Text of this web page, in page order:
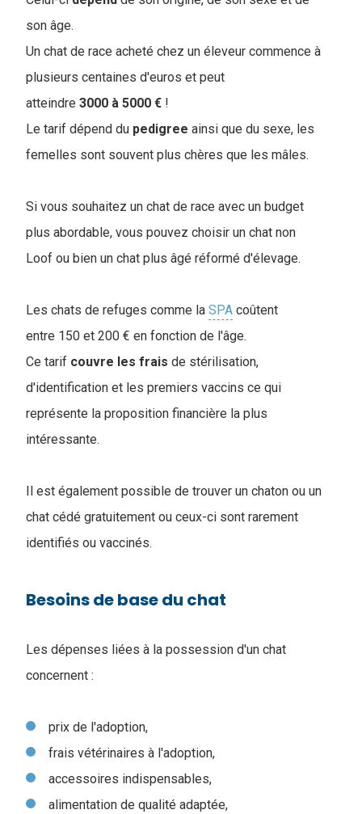
son âge.
Un chat de race acheté chez un éleveur commence à
plusieurs centaines d'euros et peut
atteindre 3000 à 5000 € !
Le tarif dépend du pedigree ainsi que du sexe, les
femelles sont souvent plus chères que les mâles.
Si vous souhaitez un chat de race avec un budget
plus abordable, vous pouvez choisir un chat non
Loof ou bien un chat plus âgé réformé d'élevage.
Les chats de refuges comme la SPA coûtent
entre 150 et 200 € en fonction de l'âge.
Ce tarif couvre les frais de stérilisation,
d'identification et les premiers vaccins ce qui
représente la proposition financière la plus
intéressante.
Il est également possible de trouver un chaton ou un
chat cédé gratuitement ou ceux-ci sont rarement
identifiés ou vaccinés.
Besoins de base du chat
Les dépenses liées à la possession d'un chat
concernent :
prix de l'adoption,
frais vétérinaires à l'adoption,
accessoires indispensables,
alimentation de qualité adaptée,